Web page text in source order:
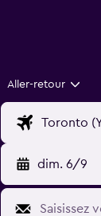
Aller-retour
dim. 6/9